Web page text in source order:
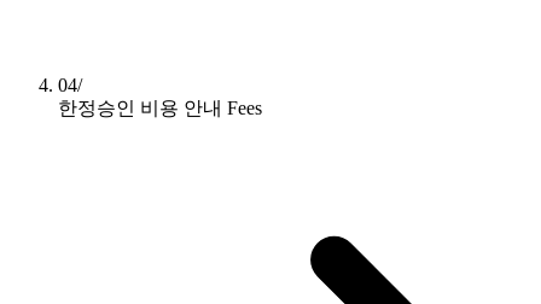
04/
한정승인 비용 안내 Fees